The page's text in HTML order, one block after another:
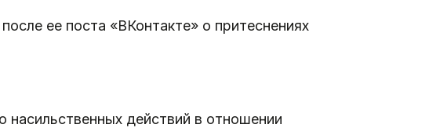
ее поста «ВКонтакте» о притеснениях
действий в отношении